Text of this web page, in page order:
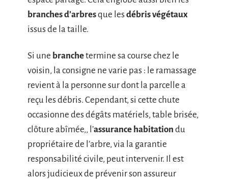
branches d’arbresque lesdébris végétaux
issus de la taille.
Si une branchetermine sa course chez le
voisin, la consigne ne varie pas : le ramassage
revient à la personne sur dont la parcelle a
reçu les débris. Cependant, si cette chute
occasionne des dégâts matériels, table brisée,
clôture abîmée,, l’assurance habitation du
propriétaire de l’arbre, via la garantie
responsabilité civile, peut intervenir. Il est
alors judicieux de prévenir son assureur